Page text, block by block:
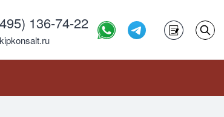
136-74-22